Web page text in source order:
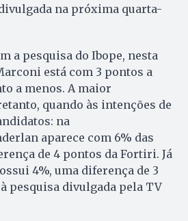
na próxima quarta-
a pesquisa do Ibope, nesta
está com 3 pontos a
a menos. A maior
quando às intenções de
na
aparece com 6% das
de 4 pontos da Fortiri. Já
4%, uma diferença de 3
pesquisa divulgada pela TV